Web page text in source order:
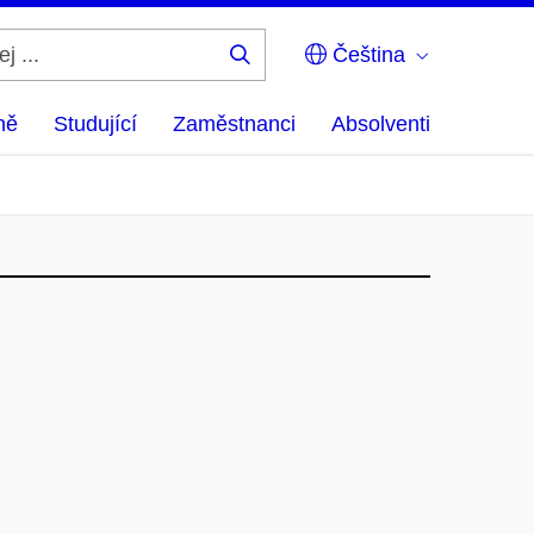
Čeština
Studující Zaměstnanci Absolventi